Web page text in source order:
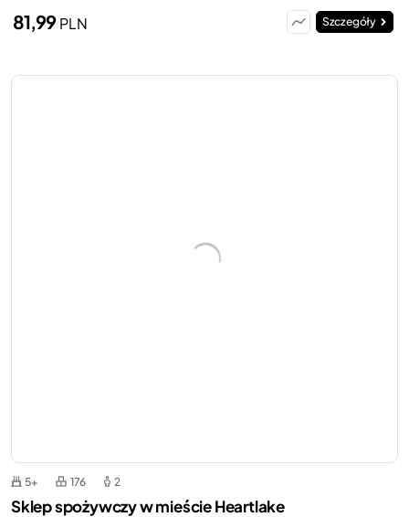
81,99PLN Szczegóły
5+ 176 2
Sklep spożywczy w mieście Heartlake